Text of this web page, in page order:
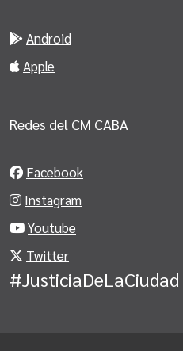
Android
Apple
Redes del CM CABA
Facebook
Instagram
Youtube
Twitter
#JusticiaDeLaCiudad